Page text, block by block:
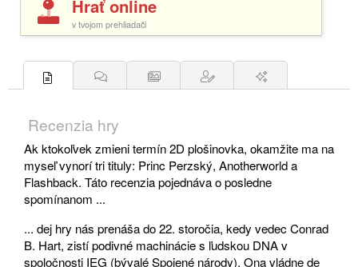
Hrať online
v tvojom prehliadači
Recenzia hry
Ak ktokoľvek zmieni termín 2D plošinovka, okamžite ma na
myseľ vynorí tri tituly: Princ Perzský, Anotherworld a
Flashback. Táto recenzia pojednáva o posledne
spomínanom ...
... dej hry nás prenáša do 22. storočia, kedy vedec Conrad
B. Hart, zistí podivné machinácie s ľudskou DNA v
spoločnosti IEG (bývalé Spojené národy), Ona vládne de